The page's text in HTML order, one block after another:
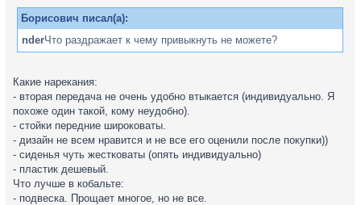
Борисович писал(а):
nderЧто раздражает к чему привыкнуть не можете?
Какие нарекания:
- вторая передача не очень удобно втыкается (индивидуально. Я
похоже один такой, кому неудобно).
- стойки передние широковаты.
- дизайн не всем нравится и не все его оценили после покупки))
- сиденья чуть жестковаты (опять индивидуально)
- пластик дешевый.
Что лучше в кобальте:
- подвеска. Прощает многое, но не все.